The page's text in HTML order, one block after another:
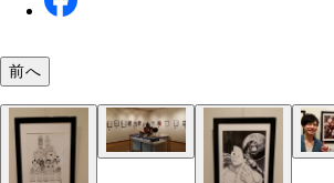
中央に「PITTA MASK」の
ウォーズマンのマスクなどが
「PITTA MASK」のCMで使
ズマンが飾られた会場。まわ
今回イラストを描いていただ
『東京シャッターガール』を
『キン肉マン』の新シリーズ
の名シーンや表紙などの原画
前へ